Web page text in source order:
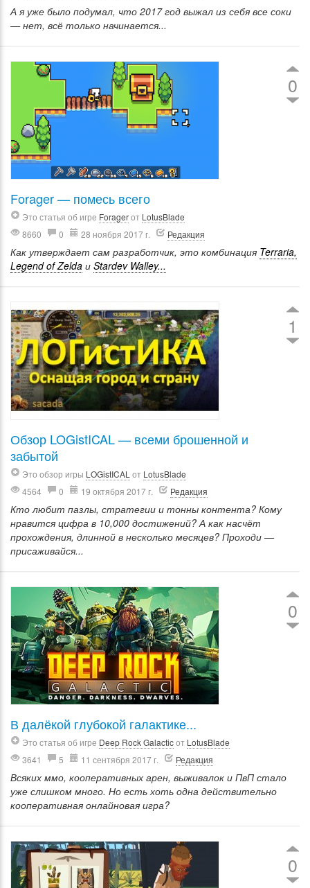
А я уже было подумал, что 2017 год выжал из себя все соки
— нет, всё только начинается...
0
Forager — помесь всего
Это статья об игре Foragerот LotusBlade
8660
0 28 ноября 2017 г. Редакция
Как утверждает сам разработчик, это комбинация Terraria,
Legend of Zelda и Stardev Walley...
1
Обзор LOGistICAL — всеми брошенной и
забытой
Это обзор игры LOGistICAL от LotusBlade
4564
0 19 октября 2017 г. Редакция
Кто любит пазлы, стратегии и тонны контента? Кому
нравится цифра в 10,000 достижений? А как насчёт
прохождения, длинной в несколько месяцев? Проходи —
присаживайся...
0
В далёкой глубокой галактике...
Это статья об игре Deep Rock Galacticот LotusBlade
3641
5 11 сентября 2017 г. Редакция
Всяких ммо, кооперативных арен, выживалок и ПвП стало
уже слишком много. Но есть хоть одна действительно
кооперативная онлайновая игра?
0